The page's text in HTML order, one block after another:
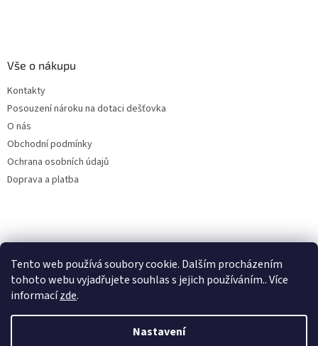
Tento web používá soubory cookie. Dalším procházením
tohoto webu vyjadřujete souhlas s jejich používáním.. Více
informacízde.
Nastavení
Vše o nákupu
Kontakty
Posouzení nároku na dotaci dešťovka
O nás
Obchodní podmínky
Ochrana osobních údajů
Doprava a platba
Filtry dešťové vody
Vytvořil Shoptet
Online
Začít konverzaci